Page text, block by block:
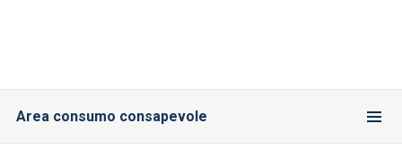
Area consumo consapevole